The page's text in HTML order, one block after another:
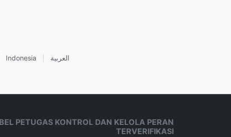
Indonesia العربية
PETUGAS KONTROL DAN KELOLA PERAN
TERVERIFIKASI